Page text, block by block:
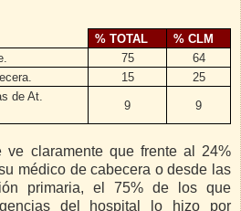
% TOTAL
% CLM
75
64
15
25
de At.
9 9
ve claramente que frente al 24%
médico de cabecera o desde las
primaria, el 75% de los que
del hospital lo hizo por